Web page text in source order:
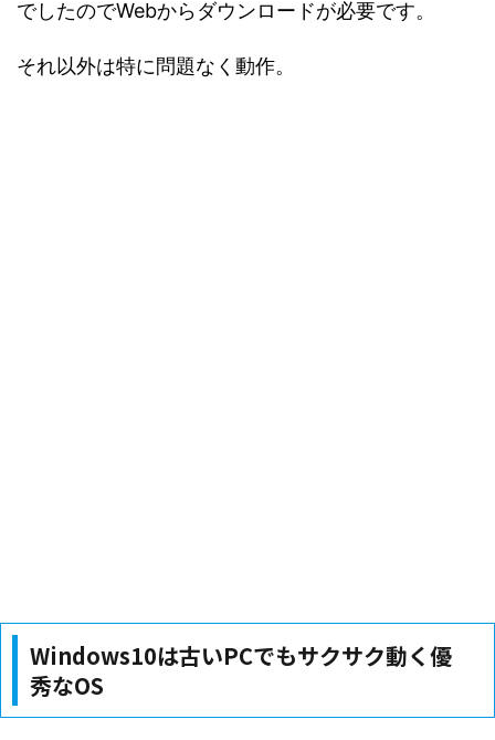
でしたのでWebからダウンロードが必要です。
それ以外は特に問題なく動作。
Windows10は古いPCでもサクサク動く優
秀なOS